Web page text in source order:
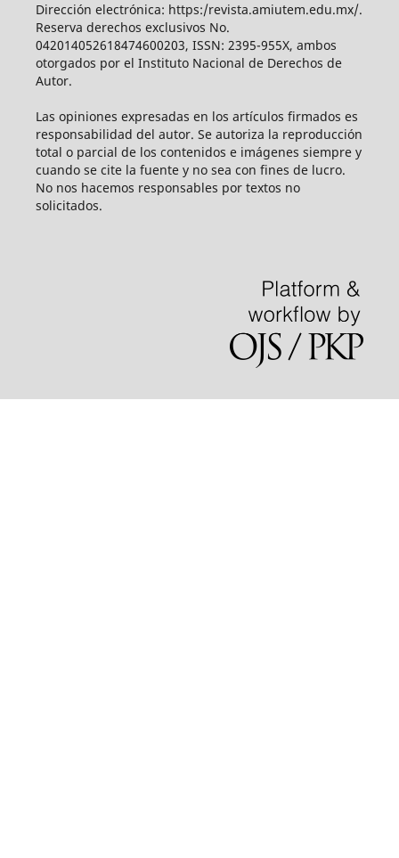
Dirección electrónica: https:/revista.amiutem.edu.mx/.
Reserva derechos exclusivos No.
042014052618474600203, ISSN: 2395-955X, ambos
otorgados por el Instituto Nacional de Derechos de
Autor.
Las opiniones expresadas en los artículos firmados es
responsabilidad del autor. Se autoriza la reproducción
total o parcial de los contenidos e imágenes siempre y
cuando se cite la fuente y no sea con fines de lucro.
No nos hacemos responsables por textos no
solicitados.